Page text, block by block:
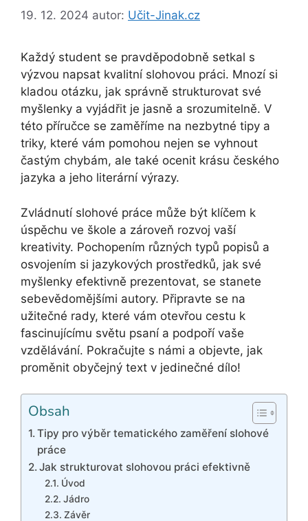
19. 12. 2024 autor: Učit-Jinak.cz
Každý student se pravděpodobně setkal s
výzvou napsat kvalitní slohovou práci. Mnozí si
kladou otázku, jak správně strukturovat své
myšlenky a vyjádřit je jasně a srozumitelně. V
této příručce se zaměříme na nezbytné tipy a
triky, které vám pomohou nejen se vyhnout
častým chybám, ale také ocenit krásu českého
jazyka a jeho literární výrazy.
Zvládnutí slohové práce může být klíčem k
úspěchu ve škole a zároveň rozvoj vaší
kreativity. Pochopením různých typů popisů a
osvojením si jazykových prostředků, jak své
myšlenky efektivně prezentovat, se stanete
sebevědomějšími autory. Připravte se na
užitečné rady, které vám otevřou cestu k
fascinujícímu světu psaní a podpoří vaše
vzdělávání. Pokračujte s námi a objevte, jak
proměnit obyčejný text v jedinečné dílo!
Obsah
Tipy pro výběr tematického zaměření slohové
práce
Jak strukturovat slohovou práci efektivně
Úvod
Jádro
Závěr